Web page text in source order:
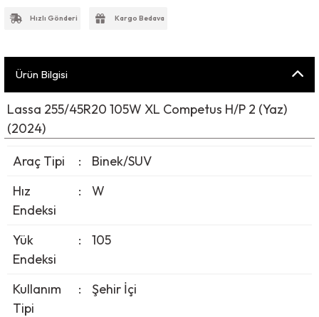
Hızlı Gönderi Kargo Bedava
Ürün Bilgisi
Lassa 255/45R20 105W XL Competus H/P 2 (Yaz)
(2024)
Araç Tipi
:
Binek/SUV
Hız
Endeksi
: W
Yük
Endeksi
: 105
Kullanım
Tipi
: Şehir İçi